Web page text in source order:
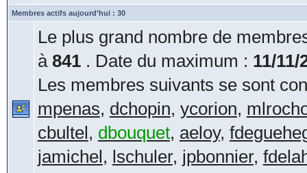
Membres actifs aujourd’hui : 30
Le plus grand nombre de
à 841. Date du maximum : 11/11/
Les membres suivants se sont
mpenas, dchopin, ycorion,
cbultel, dbouquet, aeloy,
jamichel, lschuler, jpbonnier,